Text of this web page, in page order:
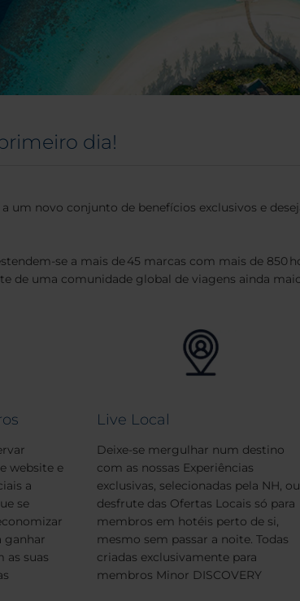
dia!
um novo conjunto de benefícios exclusivos e
se a mais de 45 marcas com mais de 850
de uma comunidade global de viagens ainda
website e
a
se
ganhar
as suas
Live Local
Deixe-se mergulhar num destino
com as nossas Experiências
exclusivas, selecionadas pela NH, ou
desfrute das Ofertas Locais só para
membros em hotéis perto de si,
mesmo sem passar a noite. Todas
criadas exclusivamente para
membros Minor DISCOVERY